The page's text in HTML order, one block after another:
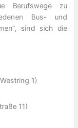
Berufswege zu
Bus- und
sind sich die
1)
11)